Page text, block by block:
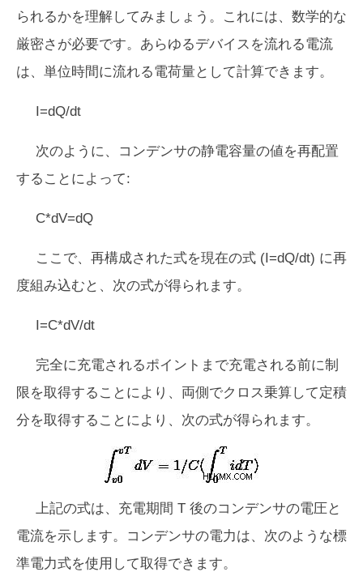
られるかを理解してみましょう。これには、数学的な
厳密さが必要です。あらゆるデバイスを流れる電流
は、単位時間に流れる電荷量として計算できます。
I=dQ/dt
次のように、コンデンサの静電容量の値を再配置
することによって:
C*dV=dQ
ここで、再構成された式を現在の式 (I=dQ/dt) に再
度組み込むと、次の式が得られます。
I=C*dV/dt
完全に充電されるポイントまで充電される前に制
限を取得することにより、両側でクロス乗算して定積
分を取得することにより、次の式が得られます。
上記の式は、充電期間 T 後のコンデンサの電圧と
電流を示します。コンデンサの電力は、次のような標
準電力式を使用して取得できます。